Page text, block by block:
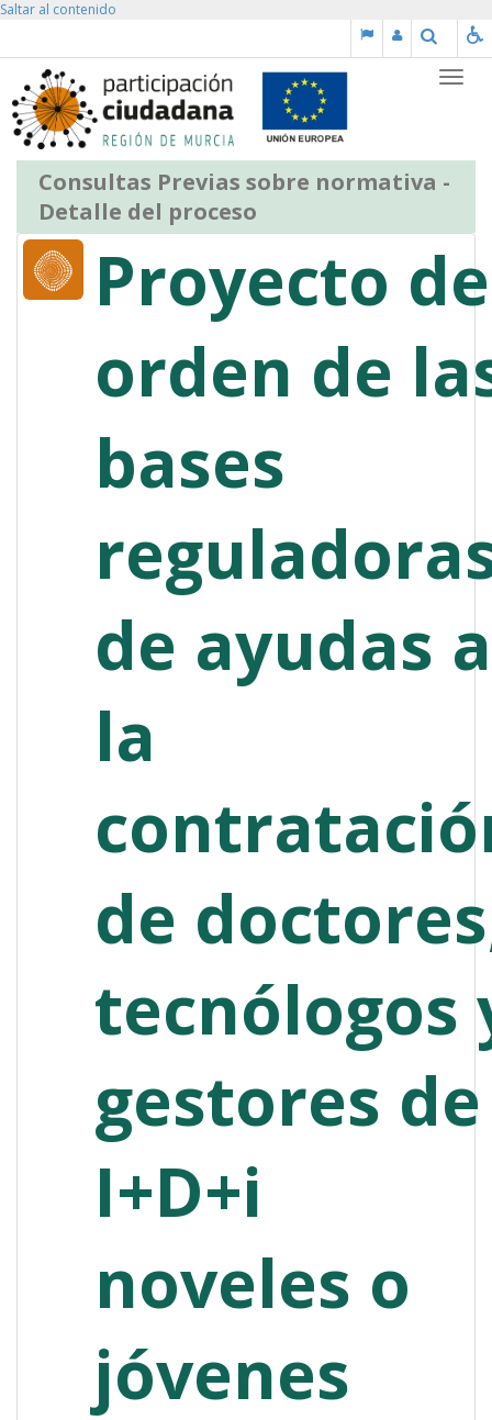
Saltar al contenido
Buscar
Consultas Previas sobre normativa -
Detalle del proceso
Proyecto de
orden de
bases
de ayudas a
la
de
tecnólogos
gestores de
I+D+i
noveles o
jóvenes